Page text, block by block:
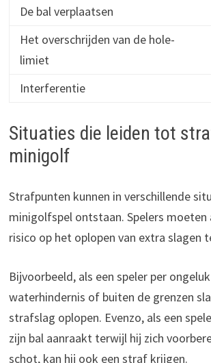
De bal verplaatsen
Het overschrijden van de hole-
limiet
Interferentie
Situaties die leiden tot
minigolf
Strafpunten kunnen in verschillende
minigolfspel ontstaan. Spelers moeten
risico op het oplopen van extra slagen
Bijvoorbeeld, als een speler per
waterhindernis of buiten de grenzen
strafslag oplopen. Evenzo, als een
zijn bal aanraakt terwijl hij zich
schot, kan hij ook een straf krijgen.